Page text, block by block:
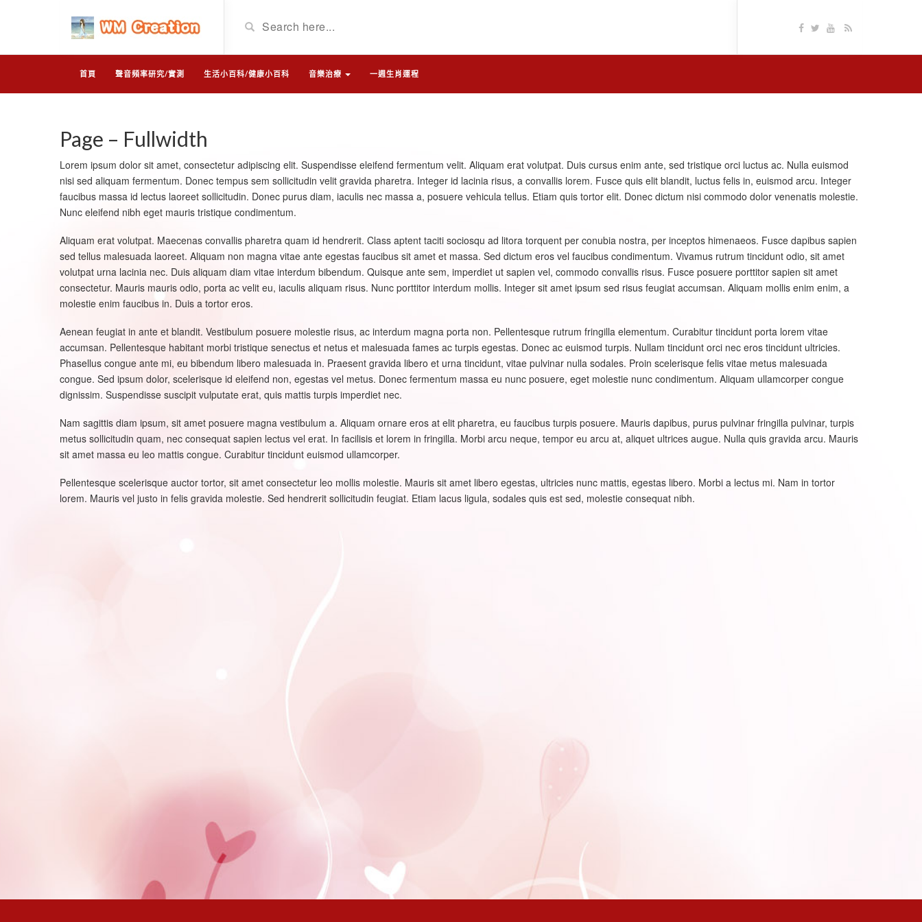
首頁 聲音頻率研究/實測 生活小百科/健康小百科 音樂治療 一週生肖運程
Page – Fullwidth
Lorem ipsum dolor sit amet, consectetur adipiscing elit. Suspendisse eleifend fermentum velit. Aliquam erat volutpat. Duis cursus enim ante, sed tristique orci luctus ac. Nulla euismod
nisi sed aliquam fermentum. Donec tempus sem sollicitudin velit gravida pharetra. Integer id lacinia risus, a convallis lorem. Fusce quis elit blandit, luctus felis in, euismod arcu. Integer
faucibus massa id lectus laoreet sollicitudin. Donec purus diam, iaculis nec massa a, posuere vehicula tellus. Etiam quis tortor elit. Donec dictum nisi commodo dolor venenatis molestie.
Nunc eleifend nibh eget mauris tristique condimentum.
Aliquam erat volutpat. Maecenas convallis pharetra quam id hendrerit. Class aptent taciti sociosqu ad litora torquent per conubia nostra, per inceptos himenaeos. Fusce dapibus sapien
sed tellus malesuada laoreet. Aliquam non magna vitae ante egestas faucibus sit amet et massa. Sed dictum eros vel faucibus condimentum. Vivamus rutrum tincidunt odio, sit amet
volutpat urna lacinia nec. Duis aliquam diam vitae interdum bibendum. Quisque ante sem, imperdiet ut sapien vel, commodo convallis risus. Fusce posuere porttitor sapien sit amet
consectetur. Mauris mauris odio, porta ac velit eu, iaculis aliquam risus. Nunc porttitor interdum mollis. Integer sit amet ipsum sed risus feugiat accumsan. Aliquam mollis enim enim, a
molestie enim faucibus in. Duis a tortor eros.
Aenean feugiat in ante et blandit. Vestibulum posuere molestie risus, ac interdum magna porta non. Pellentesque rutrum fringilla elementum. Curabitur tincidunt porta lorem vitae
accumsan. Pellentesque habitant morbi tristique senectus et netus et malesuada fames ac turpis egestas. Donec ac euismod turpis. Nullam tincidunt orci nec eros tincidunt ultricies.
Phasellus congue ante mi, eu bibendum libero malesuada in. Praesent gravida libero et urna tincidunt, vitae pulvinar nulla sodales. Proin scelerisque felis vitae metus malesuada
congue. Sed ipsum dolor, scelerisque id eleifend non, egestas vel metus. Donec fermentum massa eu nunc posuere, eget molestie nunc condimentum. Aliquam ullamcorper congue
dignissim. Suspendisse suscipit vulputate erat, quis mattis turpis imperdiet nec.
Nam sagittis diam ipsum, sit amet posuere magna vestibulum a. Aliquam ornare eros at elit pharetra, eu faucibus turpis posuere. Mauris dapibus, purus pulvinar fringilla pulvinar, turpis
metus sollicitudin quam, nec consequat sapien lectus vel erat. In facilisis et lorem in fringilla. Morbi arcu neque, tempor eu arcu at, aliquet ultrices augue. Nulla quis gravida arcu. Mauris
sit amet massa eu leo mattis congue. Curabitur tincidunt euismod ullamcorper.
Pellentesque scelerisque auctor tortor, sit amet consectetur leo mollis molestie. Mauris sit amet libero egestas, ultricies nunc mattis, egestas libero. Morbi a lectus mi. Nam in tortor
lorem. Mauris vel justo in felis gravida molestie. Sed hendrerit sollicitudin feugiat. Etiam lacus ligula, sodales quis est sed, molestie consequat nibh.